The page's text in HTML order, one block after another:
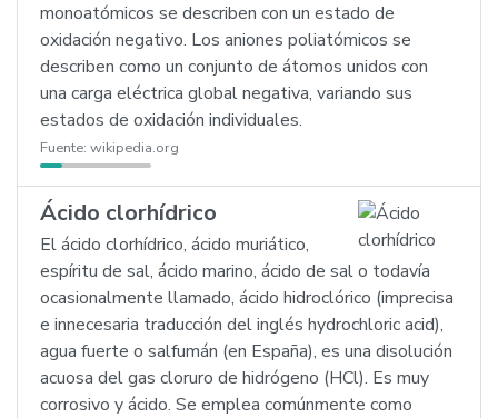
monoatómicos se describen con un estado de
oxidación negativo. Los aniones poliatómicos se
describen como un conjunto de átomos unidos con
una carga eléctrica global negativa, variando sus
estados de oxidación individuales.
Fuente: wikipedia.org
Ácido clorhídrico
El ácido clorhídrico, ácido muriático,
espíritu de sal, ácido marino, ácido de sal o todavía
ocasionalmente llamado, ácido hidroclórico (imprecisa
e innecesaria traducción del inglés hydrochloric acid),
agua fuerte o salfumán (en España), es una disolución
acuosa del gas cloruro de hidrógeno (HCl). Es muy
corrosivo y ácido. Se emplea comúnmente como